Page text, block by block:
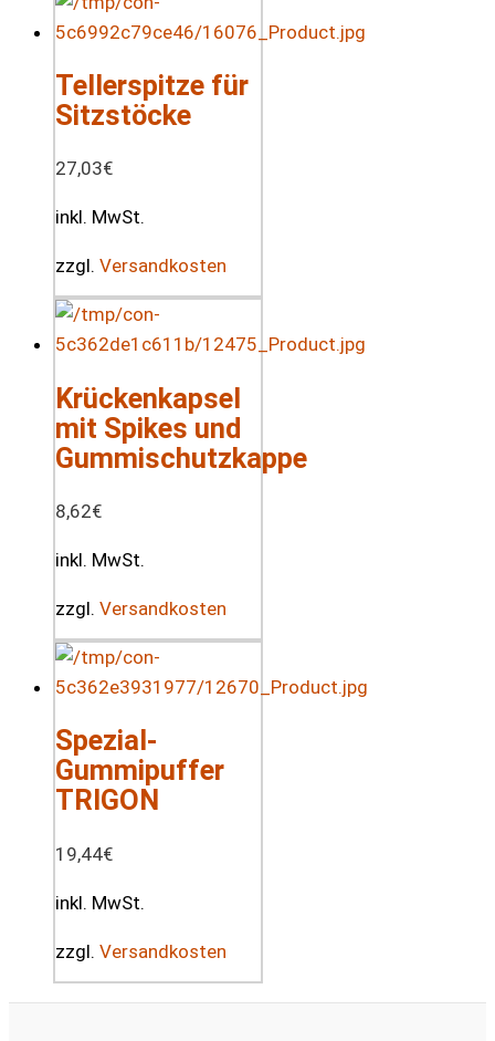
Tellerspitze für
Sitzstöcke
27,03€
inkl. MwSt.
zzgl. Versandkosten
Krückenkapsel
mit Spikes und
Gummischutzkappe
8,62€
inkl. MwSt.
zzgl. Versandkosten
Spezial-
Gummipuffer
TRIGON
19,44€
inkl. MwSt.
zzgl. Versandkosten